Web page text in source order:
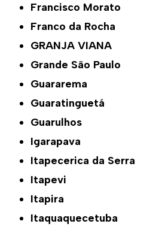
Francisco Morato
Franco da Rocha
GRANJA VIANA
Grande São Paulo
Guararema
Guaratinguetá
Guarulhos
Igarapava
Itapecerica da Serra
Itapevi
Itapira
Itaquaquecetuba